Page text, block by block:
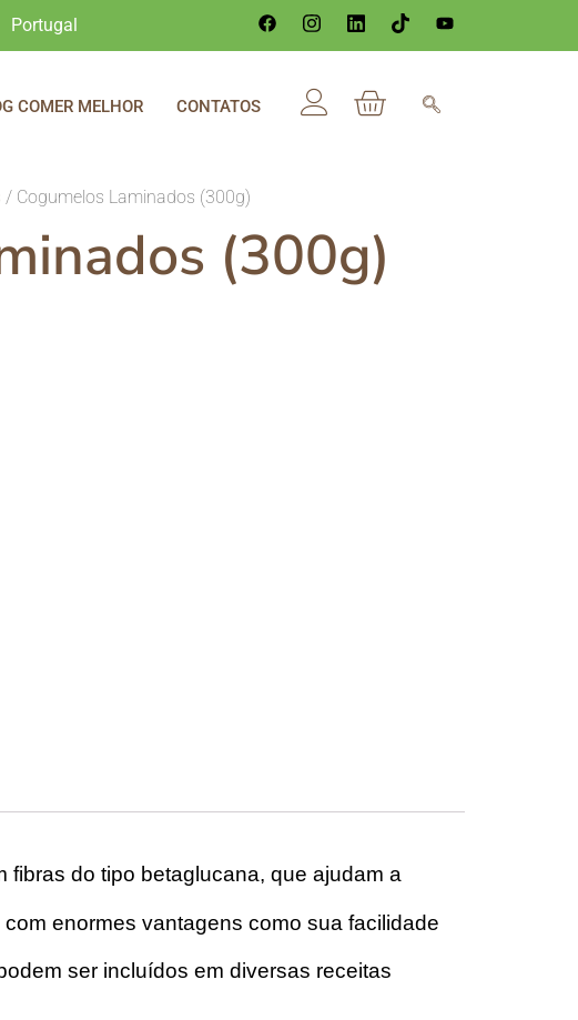
Portugal
COMER MELHOR CONTATOS
/ Cogumelos Laminados (300g)
(300g)
fibras do tipo betaglucana, que ajudam a
enormes vantagens como sua facilidade
ser incluídos em diversas receitas